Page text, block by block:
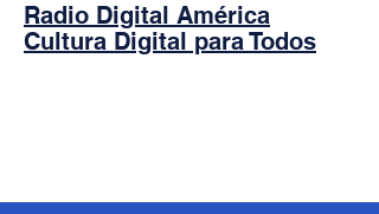
Radio Digital América
Cultura Digital para Todos